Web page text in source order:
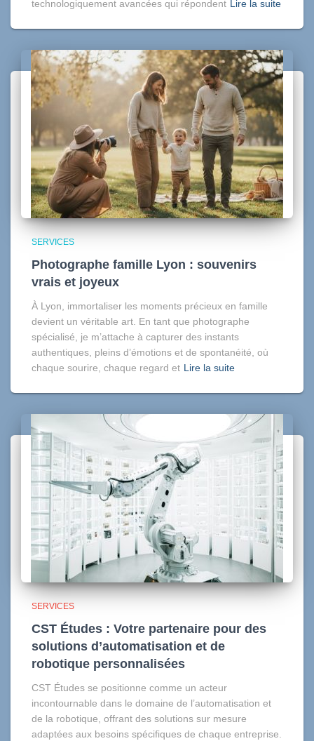
technologiquement avancées qui répondent Lire la suite
SERVICES
Photographe famille Lyon : souvenirs
vrais et joyeux
À Lyon, immortaliser les moments précieux en famille
devient un véritable art. En tant que photographe
spécialisé, je m’attache à capturer des instants
authentiques, pleins d’émotions et de spontanéité, où
chaque sourire, chaque regard et Lire la suite
SERVICES
CST Études : Votre partenaire pour des
solutions d’automatisation et de
robotique personnalisées
CST Études se positionne comme un acteur
incontournable dans le domaine de l’automatisation et
de la robotique, offrant des solutions sur mesure
adaptées aux besoins spécifiques de chaque entreprise.